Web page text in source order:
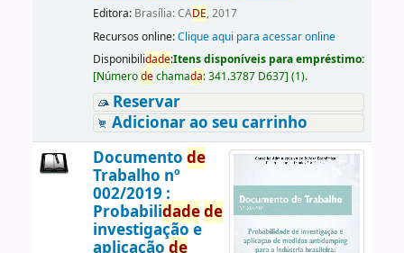
Editora: Brasília: CADE, 2017
Recursos online:Clique aqui para acessar online
Disponibilidade:Itens disponíveis para empréstimo:
[Númerodechamada:341.3787 D637] (1).
Reservar
Adicionar ao seu carrinho
Documento de
Trabalho nº
002/2019 :
Probabilidadede
investigação e
aplicação de